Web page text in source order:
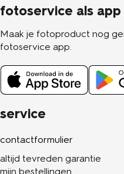
service
contactformulier
altijd tevreden garantie
mijn bestellingen
fotoservice als app
Maak je fotoproduct nog
fotoservice app.